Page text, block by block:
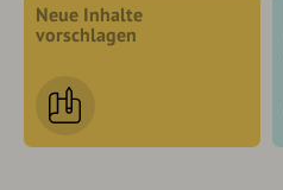
Neue Inhalte
vorschlagen